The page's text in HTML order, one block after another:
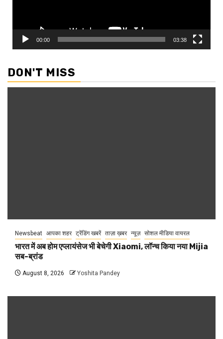
00:00 03:38
DON'T MISS
Newsbeat आपका शहर ट्रेंडिंग खबरें ताज़ा ख़बर न्यूज़ सोशल मीडिया वायरल
भारत में अब होम एप्लायंसेज भी बेचेगी Xiaomi, लॉन्च किया नया Mijia
सब-ब्रांड
August 8, 2026 Yoshita Pandey